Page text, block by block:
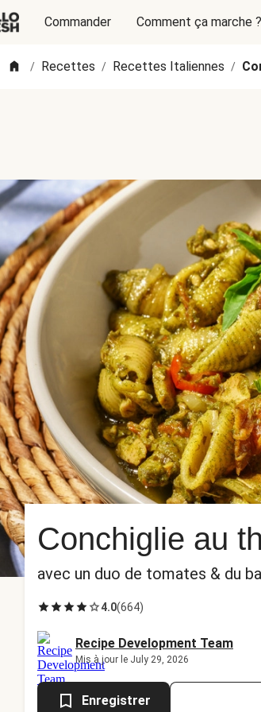
Commander Comment ça marche ?
/ Recettes / Recettes Italiennes /
Conchiglie au
avec un duo de tomates & du
4.0(664)
Recipe Development Team
Mis à jour le July 29, 2026
Enregistrer